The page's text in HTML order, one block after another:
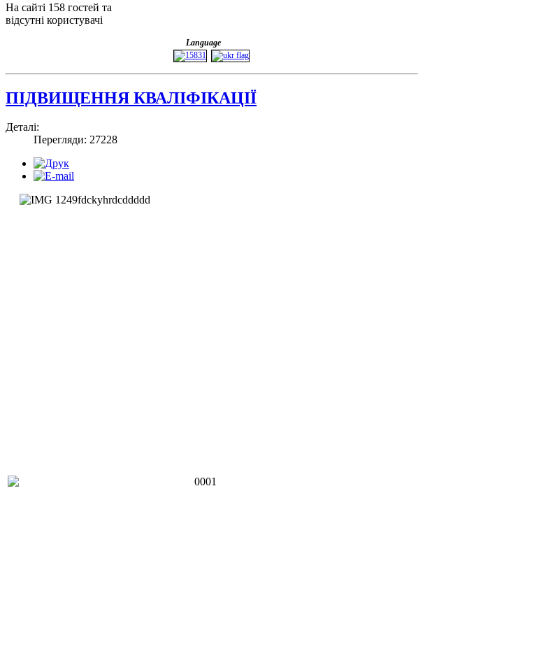
На сайті 158 гостей та
відсутні користувачі
Language
ПІДВИЩЕННЯ КВАЛІФІКАЦІЇ
Деталі:
Перегляди: 27228